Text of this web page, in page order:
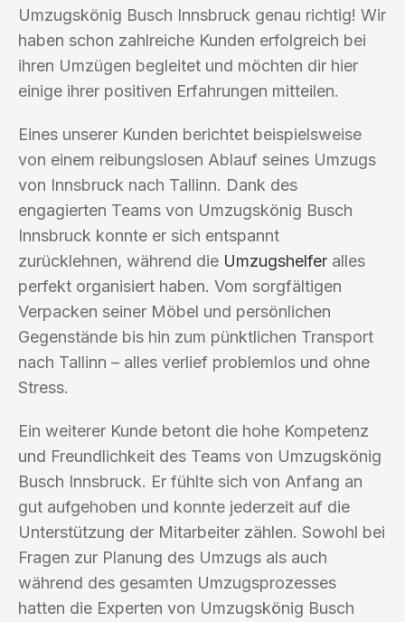
Umzugskönig Busch Innsbruck genau richtig! Wir
haben schon zahlreiche Kunden erfolgreich bei
ihren Umzügen begleitet und möchten dir hier
einige ihrer positiven Erfahrungen mitteilen.
Eines unserer Kunden berichtet beispielsweise
von einem reibungslosen Ablauf seines Umzugs
von Innsbruck nach Tallinn. Dank des
engagierten Teams von Umzugskönig Busch
Innsbruck konnte er sich entspannt
zurücklehnen, während die Umzugshelfer alles
perfekt organisiert haben. Vom sorgfältigen
Verpacken seiner Möbel und persönlichen
Gegenstände bis hin zum pünktlichen Transport
nach Tallinn – alles verlief problemlos und ohne
Stress.
Ein weiterer Kunde betont die hohe Kompetenz
und Freundlichkeit des Teams von Umzugskönig
Busch Innsbruck. Er fühlte sich von Anfang an
gut aufgehoben und konnte jederzeit auf die
Unterstützung der Mitarbeiter zählen. Sowohl bei
Fragen zur Planung des Umzugs als auch
während des gesamten Umzugsprozesses
hatten die Experten von Umzugskönig Busch